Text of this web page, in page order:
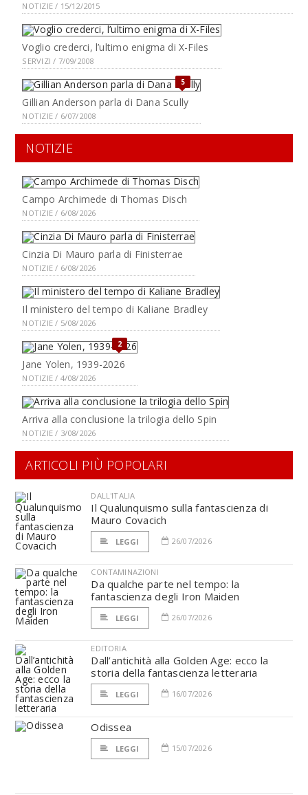
NOTIZIE / 15/12/2015
Voglio crederci, l’ultimo enigma di X-Files
SERVIZI / 7/09/2008
5
Gillian Anderson parla di Dana Scully
NOTIZIE / 6/07/2008
NOTIZIE
Campo Archimede di Thomas Disch
NOTIZIE / 6/08/2026
Cinzia Di Mauro parla di Finisterrae
NOTIZIE / 6/08/2026
Il ministero del tempo di Kaliane Bradley
NOTIZIE / 5/08/2026
2
Jane Yolen, 1939-2026
NOTIZIE / 4/08/2026
Arriva alla conclusione la trilogia dello Spin
NOTIZIE / 3/08/2026
ARTICOLI PIÙ POPOLARI
DALL'ITALIA
Il Qualunquismo sulla fantascienza di
Mauro Covacich
LEGGI 26/07/2026
CONTAMINAZIONI
Da qualche parte nel tempo: la
fantascienza degli Iron Maiden
LEGGI 26/07/2026
EDITORIA
Dall’antichità alla Golden Age: ecco la
storia della fantascienza letteraria
LEGGI 16/07/2026
Odissea
LEGGI 15/07/2026